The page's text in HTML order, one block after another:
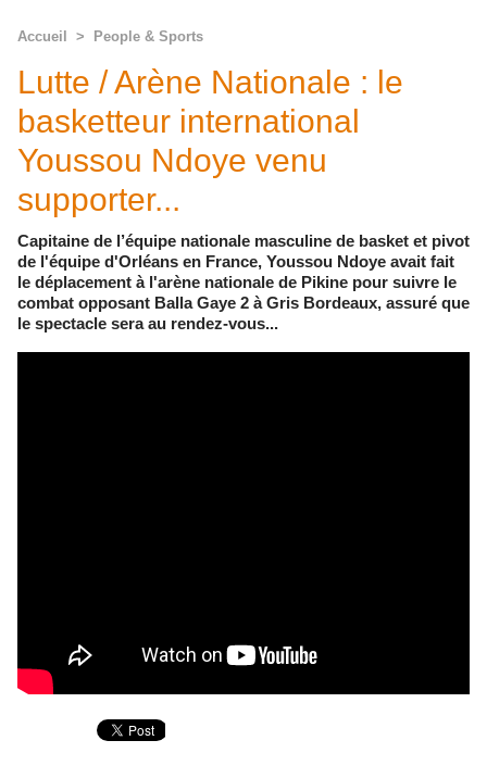
Accueil > People & Sports
Lutte / Arène Nationale : le
basketteur international
Youssou Ndoye venu
supporter...
Capitaine de l’équipe nationale masculine de basket et pivot
de l'équipe d'Orléans en France, Youssou Ndoye avait fait
le déplacement à l'arène nationale de Pikine pour suivre le
combat opposant Balla Gaye 2 à Gris Bordeaux, assuré que
le spectacle sera au rendez-vous...